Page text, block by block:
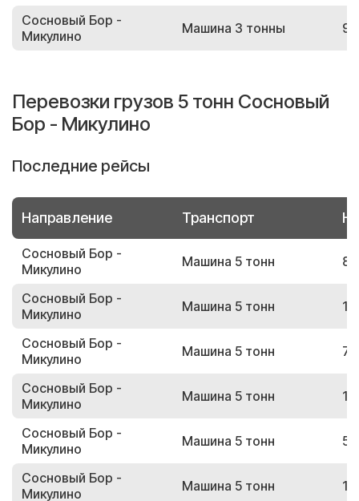
Сосновый Бор -
Микулино
Машина 3 тонны
Перевозки грузов 5 тонн Сосновый
Бор - Микулино
Последние рейсы
Направление Транспорт
Сосновый Бор -
Микулино
Машина 5 тонн
Сосновый Бор -
Микулино
Машина 5 тонн
Сосновый Бор -
Микулино
Машина 5 тонн
Сосновый Бор -
Микулино
Машина 5 тонн
Сосновый Бор -
Микулино
Машина 5 тонн
Сосновый Бор -
Микулино
Машина 5 тонн